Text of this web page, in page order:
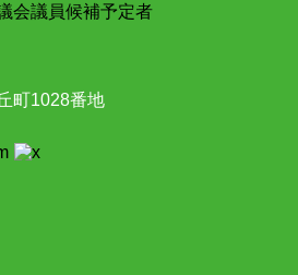
町1028番地